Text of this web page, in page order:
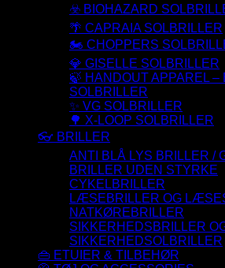
☣️ BIOHAZARD
🌴 CAPRAIA SOLBRILLER
🏍️ CHOPPERS
💎 GISELLE SOLBRILLER
🍃 HANDOUT APPAREL –
SOLBRILLER
✨ VG SOLBRILLER
🌳 X-LOOP SOLBRILLER
👓 BRILLER
ANTI BLÅ LYS BRILLER /
BRILLER UDEN STYRKE
CYKELBRILLER
LÆSEBRILLER OG
NATKØREBRILLER
SIKKERHEDSBRILLER
SIKKERHEDSOLBRILLER
👜 ETUIER & TILBEHØR